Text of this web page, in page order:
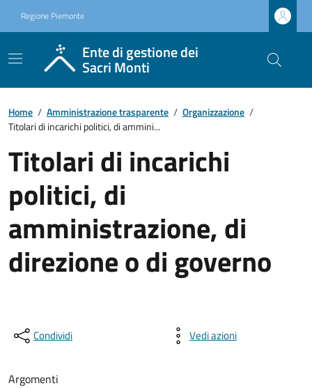
Regione Piemonte
Ente di gestione dei
Sacri Monti
Home / Amministrazione trasparente / Organizzazione /
Titolari di incarichi politici, di ammini...
Titolari di incarichi
politici, di
amministrazione, di
direzione o di governo
Condividi Vedi azioni
Argomenti